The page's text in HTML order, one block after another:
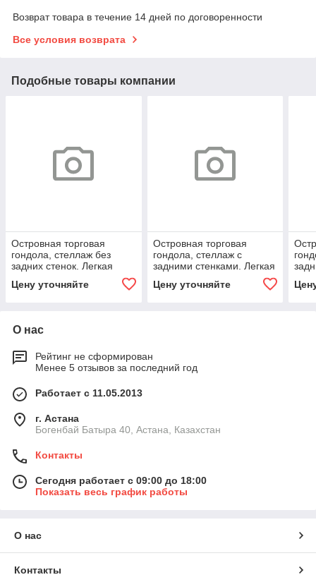
Возврат товара в течение 14 дней по договоренности
Все условия возврата
Подобные товары компании
Островная торговая
гондола, стеллаж без
задних стенок. Легкая
Цену уточняйте
Островная торговая
гондола, стеллаж с
задними стенками. Легкая
Цену уточняйте
О нас
Рейтинг не сформирован
Менее 5 отзывов за последний год
Работает с 11.05.2013
г. Астана
Богенбай Батыра 40, Астана, Казахстан
Контакты
Сегодня работает с 09:00 до 18:00
Показать весь график работы
О нас
Контакты